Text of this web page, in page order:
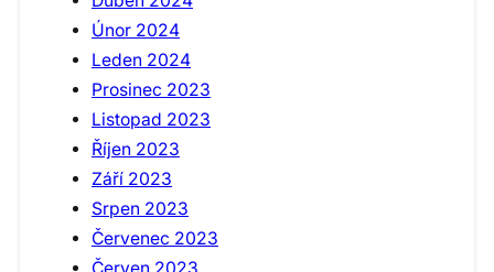
Únor 2024
Leden 2024
Prosinec 2023
Listopad 2023
Říjen 2023
Září 2023
Srpen 2023
Červenec 2023